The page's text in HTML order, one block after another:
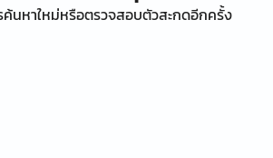
ค้นหาใหม่หรือตรวจสอบตัวสะกดอีกครั้ง